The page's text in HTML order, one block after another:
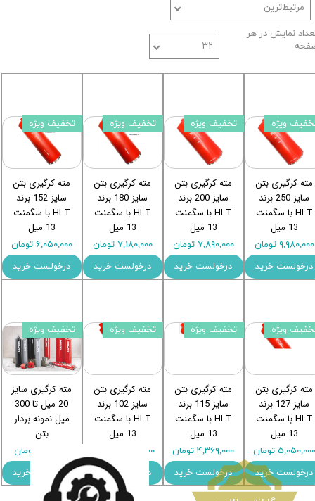
مرتبط‌ترین
نمایش در هر
۳۲
مته کرگیری بتن
سایز 250 برند
HLT با سگمنت
13 میل
۹,۹۸۰,۰۰۰ تومان
درخولست خرید
ویژه
مته کرگیری بتن
سایز 200 برند
HLT با سگمنت
13 میل
۷,۸۹۰,۰۰۰ تومان
درخولست خرید
تخفیف ویژه
مته کرگیری بتن
سایز 180 برند
HLT با سگمنت
13 میل
۷,۱۸۰,۰۰۰ تومان
درخولست خرید
تخفیف ویژه
مته کرگیری بتن
سایز 152 برند
HLT با سگمنت
13 میل
۶,۰۵۰,۰۰۰ تومان
درخولست خرید
تخفیف ویژه
مته کرگیری بتن
سایز 127 برند
HLT با سگمنت
13 میل
۵,۰۵۰,۰۰۰ تومان
درخولست خرید
ویژه
مته کرگیری بتن
سایز 115 برند
HLT با سگمنت
13 میل
۴,۳۶۹,۰۰۰ تومان
درخولست خرید
تخفیف ویژه
مته کرگیری بتن
سایز 102 برند
HLT با سگمنت
13 میل
۳,۸۷۵,۰۰۰ تومان
درخولست خرید
تخفیف ویژه
مته کرگیری سایز
20 میل تا 300
میل نمونه بردار
بتن
درخولست خرید
تخفیف ویژه